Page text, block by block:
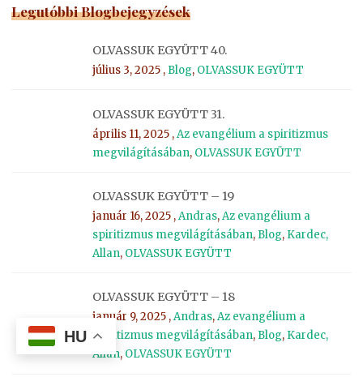
Legutóbbi Blogbejegyzések
OLVASSUK EGYÜTT 40.
július 3, 2025 , Blog, OLVASSUK EGYÜTT
OLVASSUK EGYÜTT 31.
április 11, 2025 ,Az evangélium a spiritizmus
megvilágításában, OLVASSUK EGYÜTT
OLVASSUK EGYÜTT – 19
január 16, 2025 ,Andras,Az evangélium a
spiritizmus megvilágításában, Blog, Kardec,
Allan, OLVASSUK EGYÜTT
OLVASSUK EGYÜTT – 18
január 9, 2025 ,Andras,Az evangélium a
spiritizmus megvilágításában, Blog, Kardec,
Allan, OLVASSUK EGYÜTT
HU